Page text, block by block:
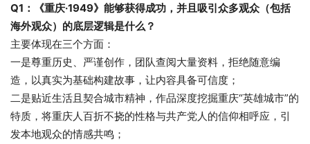
Q1：《重庆·1949》能够获得成功，并且吸引众多观众（包括
海外观众）的底层逻辑是什么？
主要体现在三个方面：
一是尊重历史、严谨创作，团队查阅大量资料，拒绝随意编
造，以真实为基础构建故事，让内容具备可信度；
二是贴近生活且契合城市精神，作品深度挖掘重庆“英雄城市”的
特质，将重庆人百折不挠的性格与共产党人的信仰相呼应，引
发本地观众的情感共鸣；